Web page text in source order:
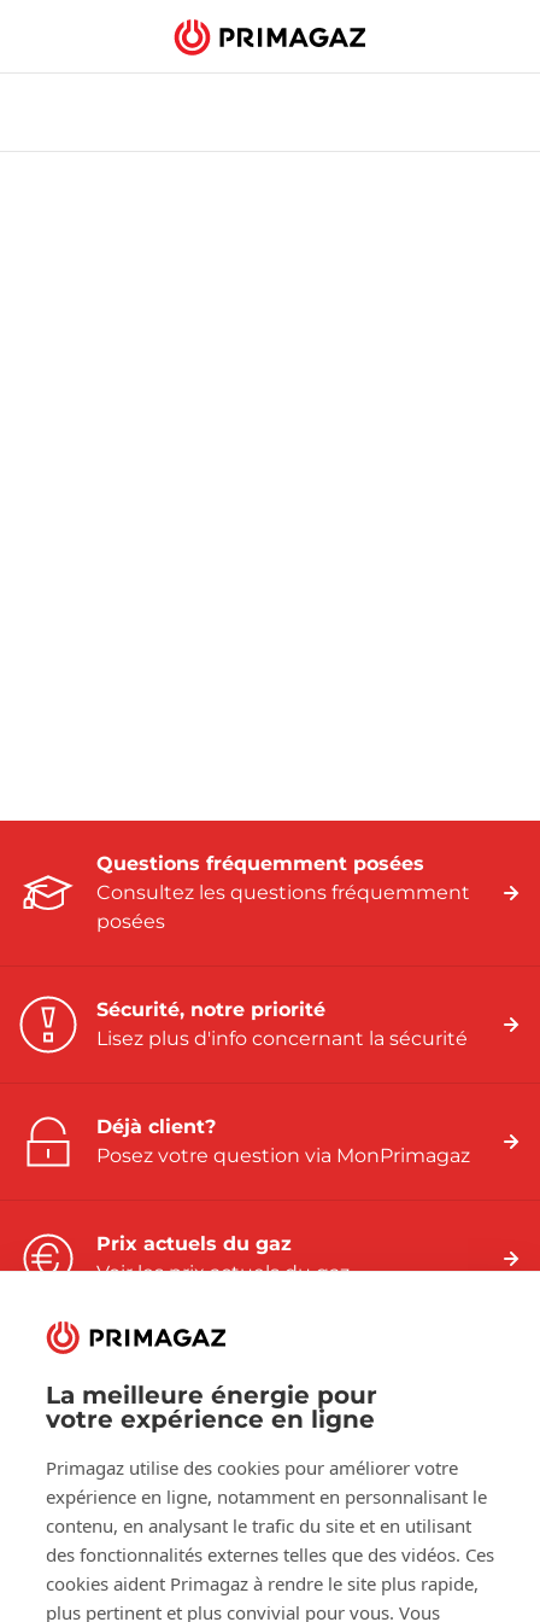
La meilleure énergie pour
votre expérience en ligne
Primagaz utilise des cookies pour améliorer votre
expérience en ligne, notamment en personnalisant le
contenu, en analysant le trafic du site et en utilisant
des fonctionnalités externes telles que des vidéos. Ces
cookies aident Primagaz à rendre le site plus rapide,
plus pertinent et plus convivial pour vous. Vous
Questions fréquemment posées
Consultez les questions fréquemment
posées
Sécurité, notre priorité
Lisez plus d'info concernant la sécurité
Déjà client?
Posez votre question via MonPrimagaz
Prix actuels du gaz
Voir les prix actuels du gaz
Suivez-nous sur:
Facebook
LinkedInYouTube
À propos de Primagaz